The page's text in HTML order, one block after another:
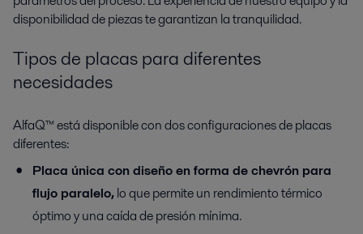
disponibilidad de piezas te garantizan la tranquilidad.
Tipos de placas para diferentes
necesidades
AlfaQ™ está disponible con dos configuraciones de placas
diferentes:
Placa única con diseño en forma de chevrón para
flujo paralelo,lo que permite un rendimiento térmico
óptimo y una caída de presión mínima.